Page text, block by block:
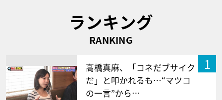
ランキング
RANKING
1
高橋真麻、「コネだブサイク
だ」と叩かれるも…“マツコ
の一言”から…